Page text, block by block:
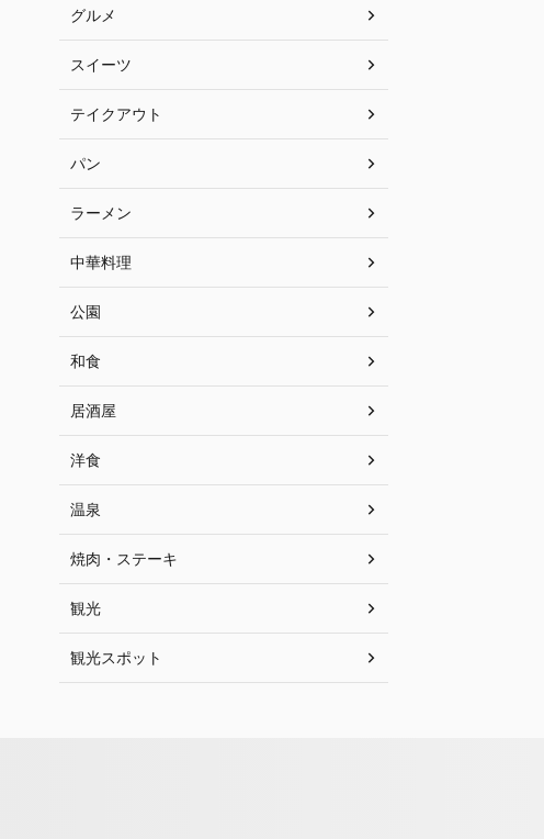
グルメ
スイーツ
テイクアウト
パン
ラーメン
中華料理
公園
和食
居酒屋
洋食
温泉
焼肉・ステーキ
観光
観光スポット